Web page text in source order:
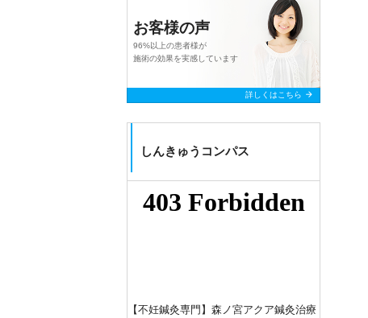
お客様の声
96%以上の患者様が
施術の効果を実感しています
詳しくはこちら arrow_forward
しんきゅうコンパス
【不妊鍼灸専門】森ノ宮アクア鍼灸治療